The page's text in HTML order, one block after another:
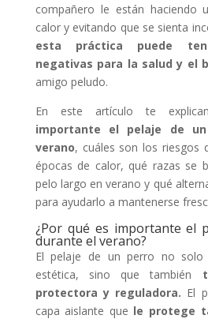
compañero le están haciendo
calor y evitando que se sienta
esta práctica puede
negativas para la salud y el
amigo peludo.
En este artículo te
importante el pelaje de
verano, cuáles son los riesgos
épocas de calor, qué razas se
pelo largo en verano y qué
para ayudarlo a mantenerse
¿Por qué es importante el
durante el verano?
El pelaje de un perro no solo
estética, sino que también
protectora y reguladora. El
capa aislante que le protege